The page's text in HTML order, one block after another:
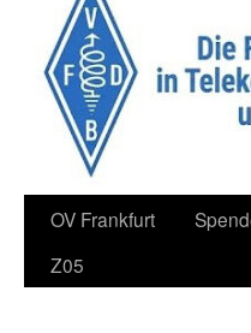
OV Frankfurt
Z05